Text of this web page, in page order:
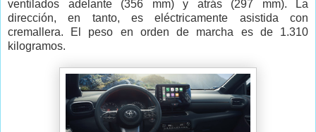
ventilados adelante (356 mm) y atrás (297 mm). La
dirección, en tanto, es eléctricamente asistida con
cremallera. El peso en orden de marcha es de 1.310
kilogramos.